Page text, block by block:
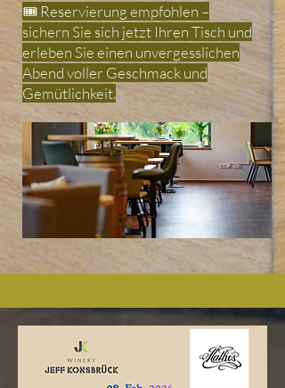
🎟️ Reservierung empfohlen –
sichern Sie sich jetzt Ihren Tisch und
erleben Sie einen unvergesslichen
Abend voller Geschmack und
Gemütlichkeit.